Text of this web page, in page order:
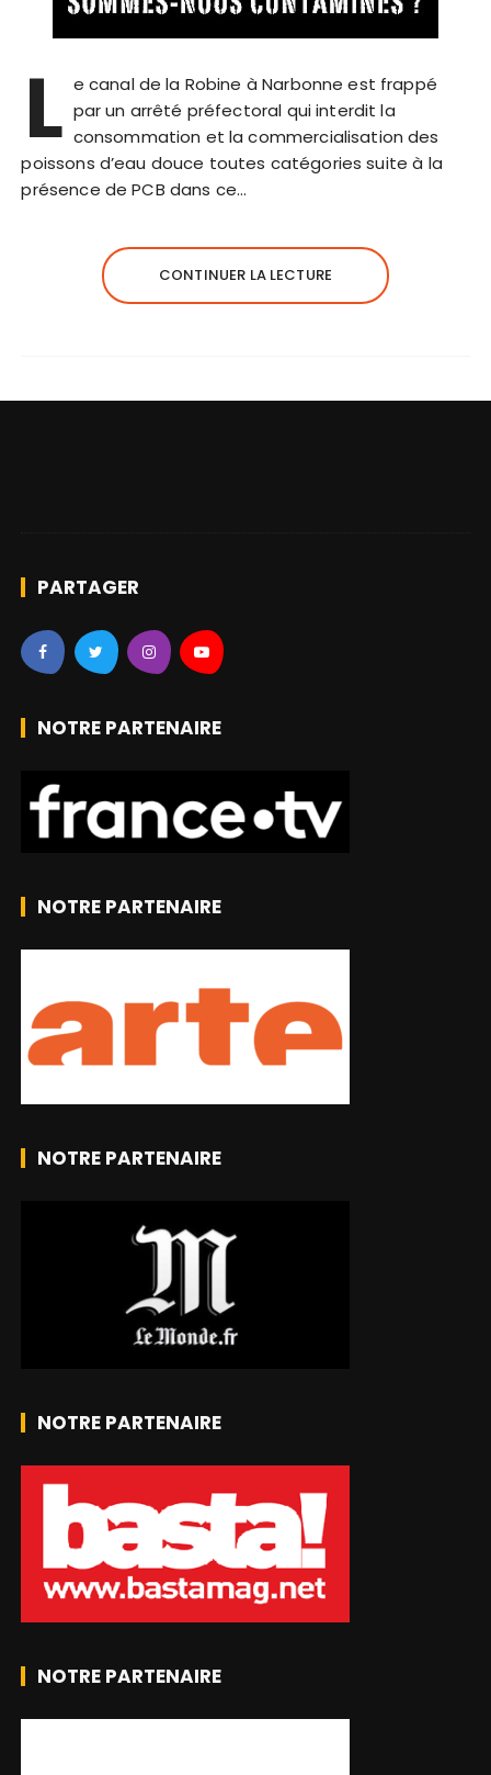
L e canal de la Robine à Narbonne est frappé
par un arrêté préfectoral qui interdit la
consommation et la commercialisation des
poissons d’eau douce toutes catégories suite à la
présence de PCB dans ce…
CONTINUER LA LECTURE
PARTAGER
NOTRE PARTENAIRE
NOTRE PARTENAIRE
NOTRE PARTENAIRE
NOTRE PARTENAIRE
NOTRE PARTENAIRE